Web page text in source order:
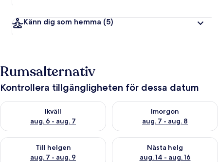
Känn dig som hemma (5)
Rumsalternativ
Kontrollera tillgängligheten för dessa datum
Ikväll
aug. 6 - aug. 7
Kontrollera tillgängligheten för ikväll aug. 6 - aug. 7
Imorgon
aug. 7 - aug. 8
Kontrollera tillgängligheten
Till helgen
aug. 7 - aug. 9
Kontrollera tillgängligheten för den här helgen aug. 7 - aug. 9
Nästa helg
aug. 14 - aug. 16
Kontrollera tillgängligheten